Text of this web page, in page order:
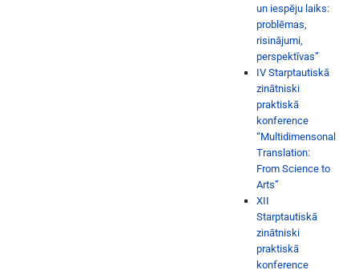
un iespēju laiks:
problēmas,
risinājumi,
perspektīvas”
IV Starptautiskā
zinātniski
praktiskā
konference
“Multidimensonal
Translation:
From Science to
Arts”
XII
Starptautiskā
zinātniski
praktiskā
konference